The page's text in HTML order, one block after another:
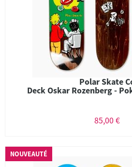
Polar Skate
Deck Oskar Rozenberg -
85,00 €
NOUVEAUTÉ